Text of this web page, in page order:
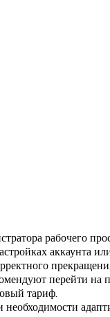
рабочего
аккаунта
перейти
тариф.
необходимости